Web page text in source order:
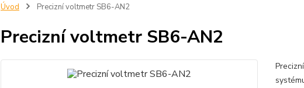
Úvod Precizní voltmetr SB6-AN2
Precizní voltmetr SB6-AN2